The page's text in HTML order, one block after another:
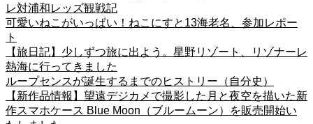
レ対浦和レッズ観戦記
可愛いねこがいっぱい！ねこにすと13海老名、参加レポー
ト
【旅日記】少しずつ旅に出よう。星野リゾート、リゾナーレ
熱海に行ってきました
ループセンスが誕生するまでのヒストリー（自分史）
【新作品情報】望遠デジカメで撮影した月と夜空を描いた新
作スマホケース Blue Moon（ブルームーン）を販売開始い